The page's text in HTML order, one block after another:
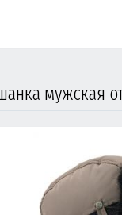
мужская